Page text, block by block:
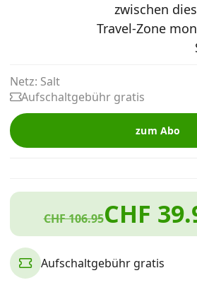
Kombi-Angebote
Aktionen
News
Über uns
Datenschutz·AGB·Impressum
zwischen
Travel-Zone
Netz: Salt
Aufschaltgebühr gratis
zum Abo
CHF 106.95CHF
Aufschaltgebühr gratis